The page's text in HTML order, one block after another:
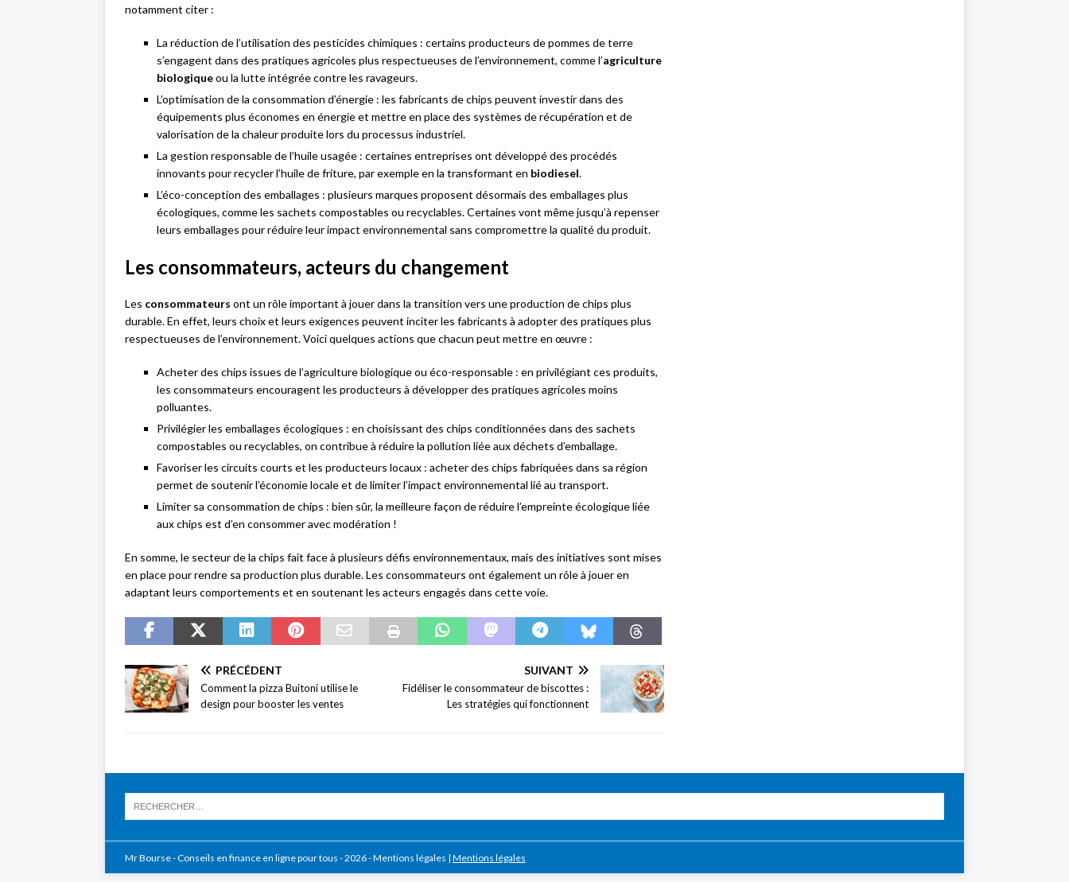
notamment citer :
La réduction de l’utilisation des pesticides chimiques : certains producteurs de pommes de terre
s’engagent dans des pratiques agricoles plus respectueuses de l’environnement, comme l’agriculture
biologiqueou la lutte intégrée contre les ravageurs.
L’optimisation de la consommation d’énergie : les fabricants de chips peuvent investir dans des
équipements plus économes en énergie et mettre en place des systèmes de récupération et de
valorisation de la chaleur produite lors du processus industriel.
La gestion responsable de l’huile usagée : certaines entreprises ont développé des procédés
innovants pour recycler l’huile de friture, par exemple en la transformant en biodiesel.
L’éco-conception des emballages : plusieurs marques proposent désormais des emballages plus
écologiques, comme les sachets compostables ou recyclables. Certaines vont même jusqu’à repenser
leurs emballages pour réduire leur impact environnemental sans compromettre la qualité du produit.
Les consommateurs, acteurs du changement
Les consommateurs ont un rôle important à jouer dans la transition vers une production de chips plus
durable. En effet, leurs choix et leurs exigences peuvent inciter les fabricants à adopter des pratiques plus
respectueuses de l’environnement. Voici quelques actions que chacun peut mettre en œuvre :
Acheter des chips issues de l’agriculture biologique ou éco-responsable : en privilégiant ces produits,
les consommateurs encouragent les producteurs à développer des pratiques agricoles moins
polluantes.
Privilégier les emballages écologiques : en choisissant des chips conditionnées dans des sachets
compostables ou recyclables, on contribue à réduire la pollution liée aux déchets d’emballage.
Favoriser les circuits courts et les producteurs locaux : acheter des chips fabriquées dans sa région
permet de soutenir l’économie locale et de limiter l’impact environnemental lié au transport.
Limiter sa consommation de chips : bien sûr, la meilleure façon de réduire l’empreinte écologique liée
aux chips est d’en consommer avec modération !
En somme, le secteur de la chips fait face à plusieurs défis environnementaux, mais des initiatives sont mises
en place pour rendre sa production plus durable. Les consommateurs ont également un rôle à jouer en
adaptant leurs comportements et en soutenant les acteurs engagés dans cette voie.
PRÉCÉDENT
Comment la pizza Buitoni utilise le
design pour booster les ventes
SUIVANT
Fidéliser le consommateur de biscottes :
Les stratégies qui fonctionnent
Mr Bourse - Conseils en finance en ligne pour tous - 2026 - Mentions légales | Mentions légales